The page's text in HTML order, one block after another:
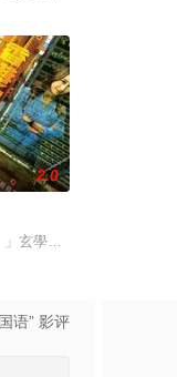
真生活，十年之约，不
2.0
」玄學大師莊一臣（黎
语” 影评